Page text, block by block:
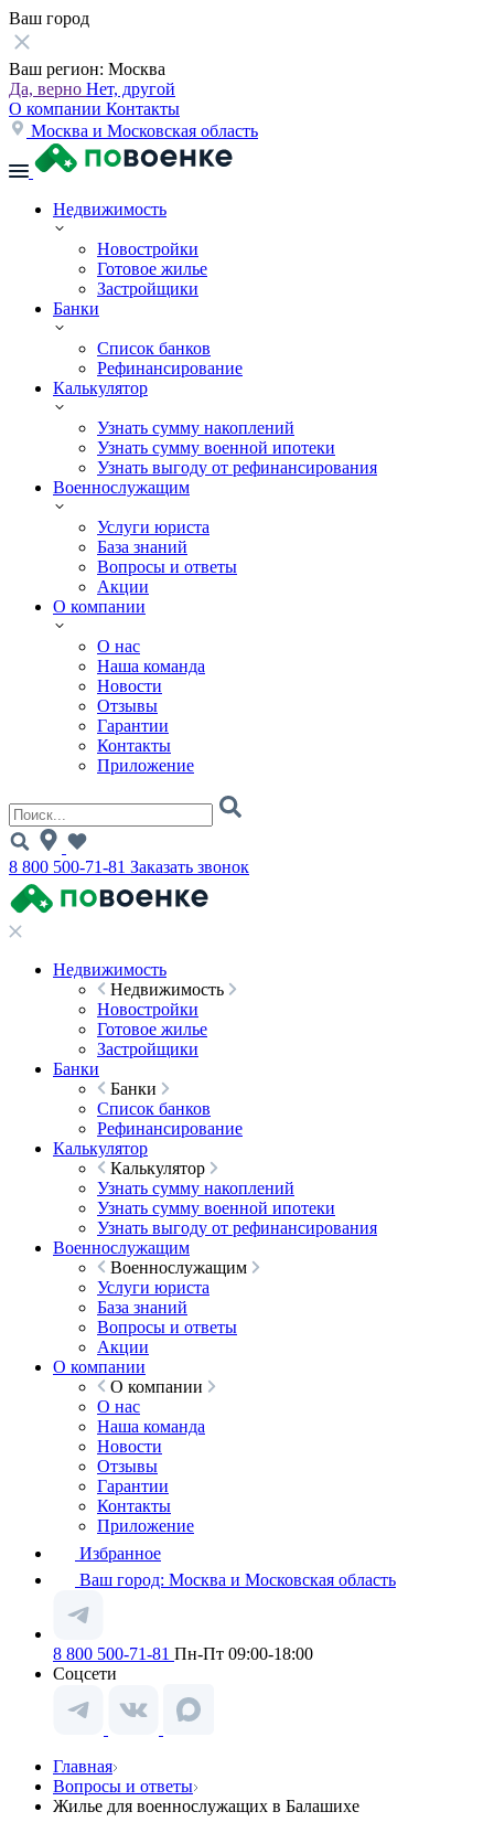
Ваш город
Ваш регион: Москва
Да, верно Нет, другой
О компании Контакты
Москва и Московская область
Недвижимость
Новостройки
Готовое жилье
Застройщики
Банки
Список банков
Рефинансирование
Калькулятор
Узнать сумму накоплений
Узнать сумму военной ипотеки
Узнать выгоду от рефинансирования
Военнослужащим
Услуги юриста
База знаний
Вопросы и ответы
Акции
О компании
О нас
Наша команда
Новости
Отзывы
Гарантии
Контакты
Приложение
8 800 500-71-81 Заказать звонок
Недвижимость
Недвижимость
Новостройки
Готовое жилье
Застройщики
Банки
Банки
Список банков
Рефинансирование
Калькулятор
Калькулятор
Узнать сумму накоплений
Узнать сумму военной ипотеки
Узнать выгоду от рефинансирования
Военнослужащим
Военнослужащим
Услуги юриста
База знаний
Вопросы и ответы
Акции
О компании
О компании
О нас
Наша команда
Новости
Отзывы
Гарантии
Контакты
Приложение
Избранное
Ваш город: Москва и Московская область
8 800 500-71-81 Пн-Пт 09:00-18:00
Соцсети
Главная
Вопросы и ответы
Жилье для военнослужащих в Балашихе